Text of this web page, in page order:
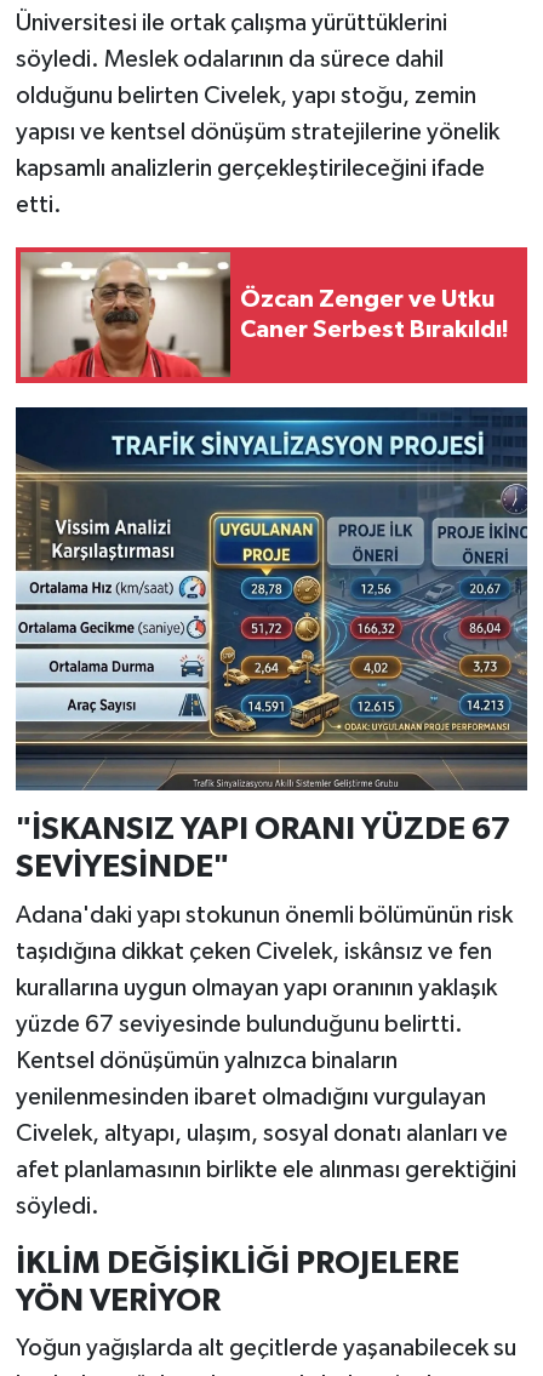
Üniversitesi ile ortak çalışma yürüttüklerini
söyledi. Meslek odalarının da sürece dahil
olduğunu belirten Civelek, yapı stoğu, zemin
yapısı ve kentsel dönüşüm stratejilerine yönelik
kapsamlı analizlerin gerçekleştirileceğini ifade
etti.
Özcan Zenger ve Utku
Caner Serbest Bırakıldı!
"İSKANSIZ YAPI ORANI YÜZDE 67
SEVİYESİNDE"
Adana'daki yapı stokunun önemli bölümünün risk
taşıdığına dikkat çeken Civelek, iskânsız ve fen
kurallarına uygun olmayan yapı oranının yaklaşık
yüzde 67 seviyesinde bulunduğunu belirtti.
Kentsel dönüşümün yalnızca binaların
yenilenmesinden ibaret olmadığını vurgulayan
Civelek, altyapı, ulaşım, sosyal donatı alanları ve
afet planlamasının birlikte ele alınması gerektiğini
söyledi.
İKLİM DEĞİŞİKLİĞİ PROJELERE
YÖN VERİYOR
Yoğun yağışlarda alt geçitlerde yaşanabilecek su